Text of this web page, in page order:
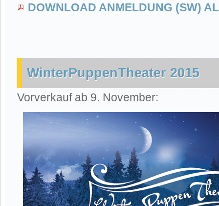
DOWNLOAD ANMELDUNG (SW)
WinterPuppenTheater 2015
Vorverkauf ab 9. November: